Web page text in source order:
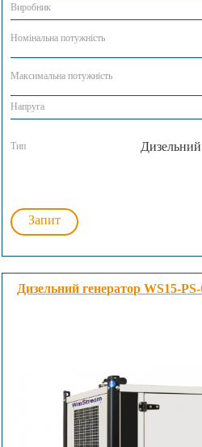
Виробник
Номінальна потужність
Максимальна потужність
Напруга
Тип Дизельний
Запит
Дизельний генератор WS15-